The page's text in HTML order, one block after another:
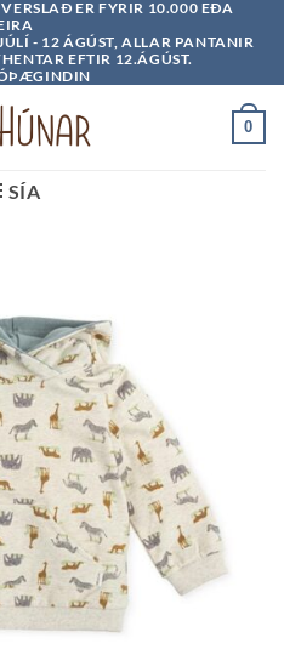
ER FYRIR 10.000 EÐA
- 12 ÁGÚST, ALLAR PANTANIR
EFTIR 12.ÁGÚST.
0
SÍA